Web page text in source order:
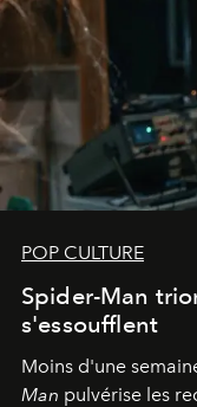
POP CULTURE
Spider-Man
s'essoufflent
Moins d'une
Man pulvérise les